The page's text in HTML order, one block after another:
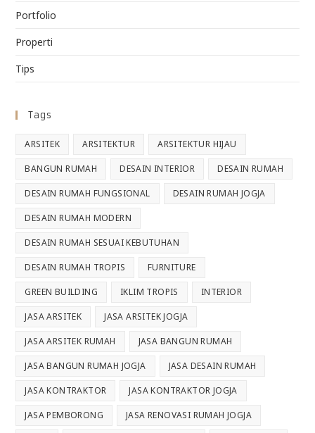
Portfolio
Properti
Tips
Tags
ARSITEK ARSITEKTUR ARSITEKTUR HIJAU
BANGUN RUMAH DESAIN INTERIOR DESAIN RUMAH
DESAIN RUMAH FUNGSIONAL DESAIN RUMAH JOGJA
DESAIN RUMAH MODERN
DESAIN RUMAH SESUAI KEBUTUHAN
DESAIN RUMAH TROPIS FURNITURE
GREEN BUILDING IKLIM TROPIS INTERIOR
JASA ARSITEK JASA ARSITEK JOGJA
JASA ARSITEK RUMAH JASA BANGUN RUMAH
JASA BANGUN RUMAH JOGJA JASA DESAIN RUMAH
JASA KONTRAKTOR JASA KONTRAKTOR JOGJA
JASA PEMBORONG JASA RENOVASI RUMAH JOGJA